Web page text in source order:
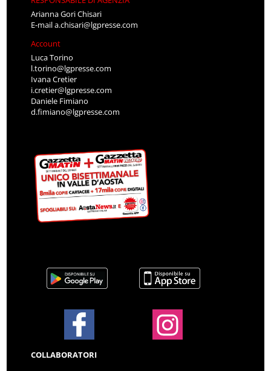
Arianna Gori Chisari
E-maila.chisari@lgpresse.com
Account
Luca Torino
l.torino@lgpresse.com
Ivana Cretier
i.cretier@lgpresse.com
Daniele Fimiano
d.fimiano@lgpresse.com
COLLABORATORI